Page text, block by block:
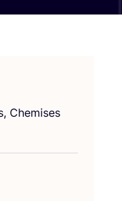
Che­mises